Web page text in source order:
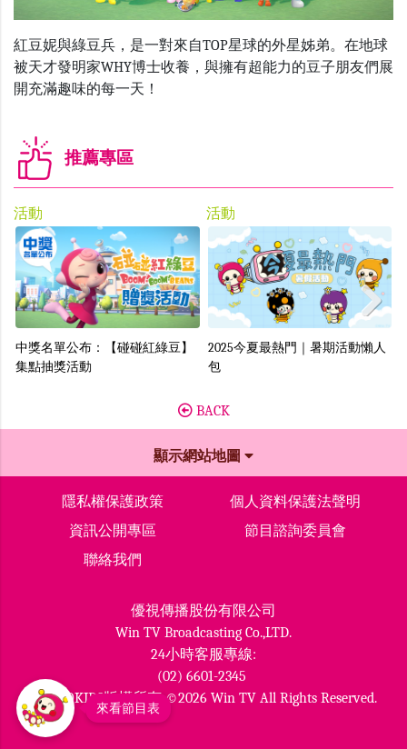
紅豆妮與綠豆兵，是一對來自TOP星球的外星姊弟。在地球
被天才發明家WHY博士收養，與擁有超能力的豆子朋友們展
開充滿趣味的每一天！
推薦專區
活動
中獎名單公布：【碰碰紅綠豆】
集點抽獎活動
活動
2025今夏最熱門｜暑期活動懶人
包
Next
BACK
顯示網站地圖
隱私權保護政策
個人資料保護法聲明
資訊公開專區
節目諮詢委員會
聯絡我們
優視傳播股份有限公司
Win TV Broadcasting Co.,LTD.
24小時客服專線:
(02) 6601-2345
MOMOKIDS版權所有 ©2026 Win TV All Rights Reserved.
來看節目表